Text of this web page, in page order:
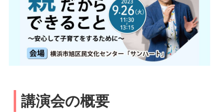
講演会の概要